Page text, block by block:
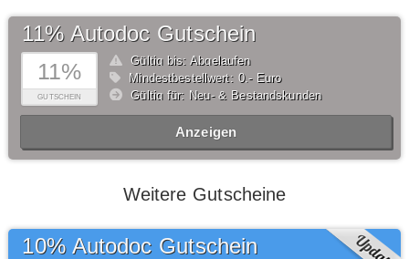
11%
GUTSCHEIN
11% Autodoc Gutschein
Gültig bis: Abgelaufen
Mindestbestellwert: 0,- Euro
Gültig für: Neu- & Bestandskunden
Anzeigen
Weitere Gutscheine
10% Autodoc Gutschein